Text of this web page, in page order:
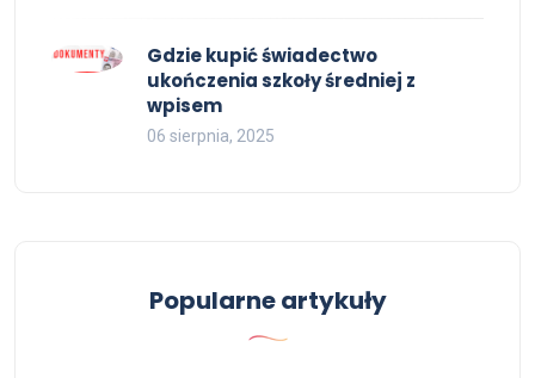
Gdzie kupić świadectwo
ukończenia szkoły średniej z
wpisem
06 sierpnia, 2025
Popularne artykuły